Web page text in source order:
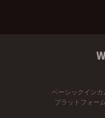
ベーシックインカ
プラットフォーム